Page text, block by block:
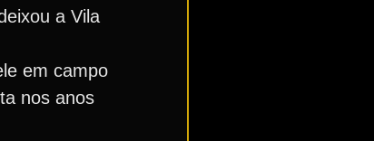
a Vila
em campo
nos anos